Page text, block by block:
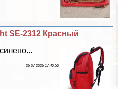
SE-2312 Красный
26 07 2026 17:40:50